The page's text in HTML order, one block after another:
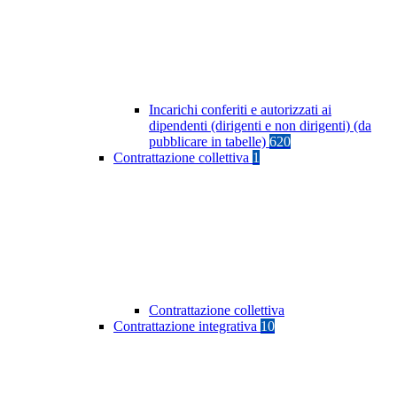
Incarichi conferiti e autorizzati ai
dipendenti (dirigenti e non dirigenti) (da
pubblicare in tabelle) 620
Contrattazione collettiva 1
Contrattazione collettiva
Contrattazione integrativa 10